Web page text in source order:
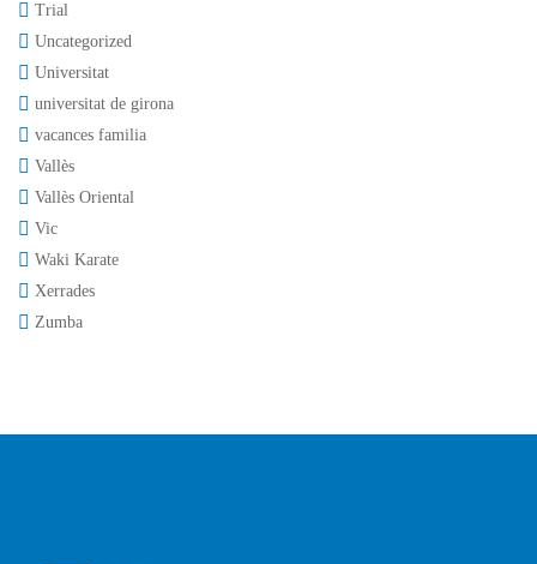
Trial
Uncategorized
Universitat
universitat de girona
vacances familia
Vallès
Vallès Oriental
Vic
Waki Karate
Xerrades
Zumba